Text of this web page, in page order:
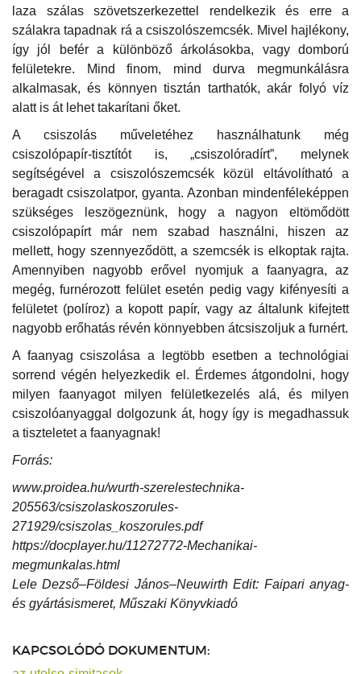
laza szálas szövetszerkezettel rendelkezik és erre a
szálakra tapadnak rá a csiszolószemcsék. Mivel hajlékony,
így jól befér a különböző árkolásokba, vagy domború
felületekre. Mind finom, mind durva megmunkálásra
alkalmasak, és könnyen tisztán tarthatók, akár folyó víz
alatt is át lehet takarítani őket.
A csiszolás műveletéhez használhatunk még
csiszolópapír-tisztítót is, „csiszolóradírt”, melynek
segítségével a csiszolószemcsék közül eltávolítható a
beragadt csiszolatpor, gyanta. Azonban mindenféleképpen
szükséges leszögeznünk, hogy a nagyon eltömődött
csiszolópapírt már nem szabad használni, hiszen az
mellett, hogy szennyeződött, a szemcsék is elkoptak rajta.
Amennyiben nagyobb erővel nyomjuk a faanyagra, az
megég, furnérozott felület esetén pedig vagy kifényesíti a
felületet (políroz) a kopott papír, vagy az általunk kifejtett
nagyobb erőhatás révén könnyebben átcsiszoljuk a furnért.
A faanyag csiszolása a legtöbb esetben a technológiai
sorrend végén helyezkedik el. Érdemes átgondolni, hogy
milyen faanyagot milyen felületkezelés alá, és milyen
csiszolóanyaggal dolgozunk át, hogy így is megadhassuk
a tiszteletet a faanyagnak!
Forrás:
www.proidea.hu/wurth-szerelestechnika-
205563/csiszolaskoszorules-
271929/csiszolas_koszorules.pdf
https://docplayer.hu/11272772-Mechanikai-
megmunkalas.html
Lele Dezső–Földesi János–Neuwirth Edit: Faipari anyag-
és gyártásismeret, Műszaki Könyvkiadó
KAPCSOLÓDÓ DOKUMENTUM: